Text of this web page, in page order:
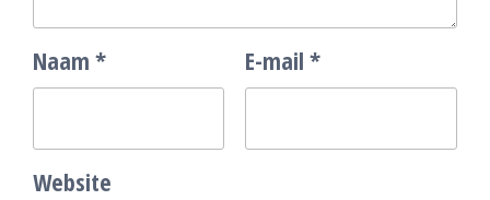
Naam * E-mail *
Website